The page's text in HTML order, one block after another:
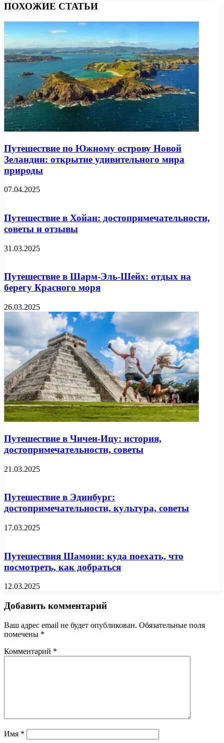
ПОХОЖИЕ СТАТЬИ
Путешествие по Южному острову Новой
Зеландии: открытие удивительного мира
природы
07.04.2025
Путешествие в Хойан: достопримечательности,
советы и отзывы
31.03.2025
Путешествие в Шарм-Эль-Шейх: отдых на
берегу Красного моря
26.03.2025
Путешествие в Чичен-Ицу: история,
достопримечательности, советы
21.03.2025
Путешествие в Эдинбург:
достопримечательности, культура, советы
17.03.2025
Путешествия Шамони: куда поехать, что
посмотреть, как добраться
12.03.2025
Добавить комментарий
Ваш адрес email не будет опубликован. Обязательные поля
помечены *
Комментарий *
Имя *